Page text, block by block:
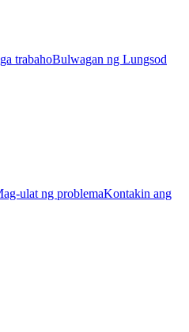
trabahoBulwagan ng Lungsod
ulat ng problemaKontakin ang